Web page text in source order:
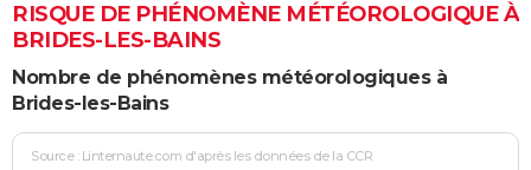
RISQUE DE PHÉNOMÈNE MÉTÉOROLOGIQUE À
BRIDES-LES-BAINS
Nombre de phénomènes météorologiques à
Brides-les-Bains
Source : Linternaute.com d'après les données de la CCR